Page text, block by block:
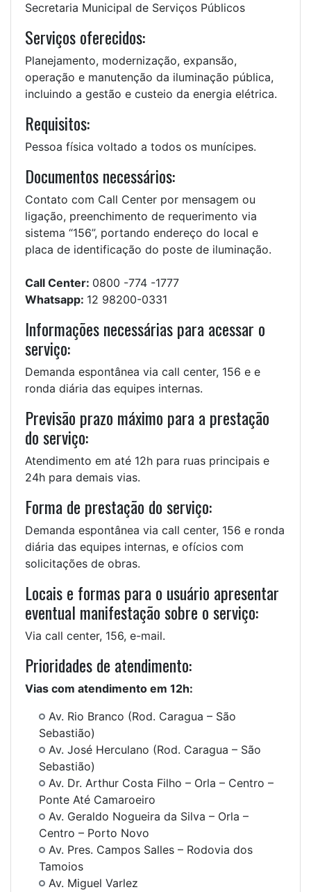
Secretaria Municipal de Serviços Públicos
Serviços oferecidos:
Planejamento, modernização, expansão,
operação e manutenção da iluminação pública,
incluindo a gestão e custeio da energia elétrica.
Requisitos:
Pessoa física voltado a todos os munícipes.
Documentos necessários:
Contato com Call Center por mensagem ou
ligação, preenchimento de requerimento via
sistema “156”, portando endereço do local e
placa de identificação do poste de iluminação.
Call Center: 0800 -774 -1777
Whatsapp: 12 98200-0331
Informações necessárias para acessar o
serviço:
Demanda espontânea via call center, 156 e e
ronda diária das equipes internas.
Previsão prazo máximo para a prestação
do serviço:
Atendimento em até 12h para ruas principais e
24h para demais vias.
Forma de prestação do serviço:
Demanda espontânea via call center, 156 e ronda
diária das equipes internas, e ofícios com
solicitações de obras.
Locais e formas para o usuário apresentar
eventual manifestação sobre o serviço:
Via call center, 156, e-mail.
Prioridades de atendimento:
Vias com atendimento em 12h:
Av. Rio Branco (Rod. Caragua – São
Sebastião)
Av. José Herculano (Rod. Caragua – São
Sebastião)
Av. Dr. Arthur Costa Filho – Orla – Centro –
Ponte Até Camaroeiro
Av. Geraldo Nogueira da Silva – Orla –
Centro – Porto Novo
Av. Pres. Campos Salles – Rodovia dos
Tamoios
Av. Miguel Varlez